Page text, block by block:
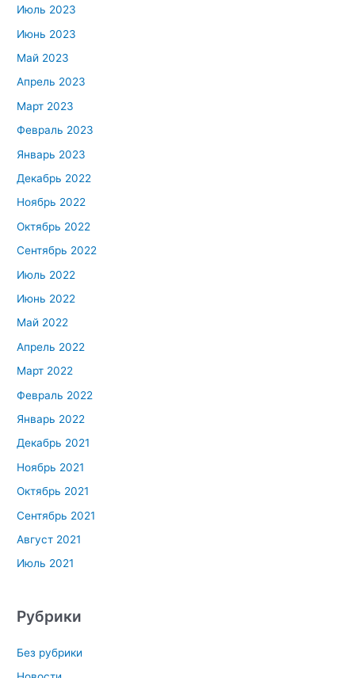
Июль 2023
Июнь 2023
Май 2023
Апрель 2023
Март 2023
Февраль 2023
Январь 2023
Декабрь 2022
Ноябрь 2022
Октябрь 2022
Сентябрь 2022
Июль 2022
Июнь 2022
Май 2022
Апрель 2022
Март 2022
Февраль 2022
Январь 2022
Декабрь 2021
Ноябрь 2021
Октябрь 2021
Сентябрь 2021
Август 2021
Июль 2021
Рубрики
Без рубрики